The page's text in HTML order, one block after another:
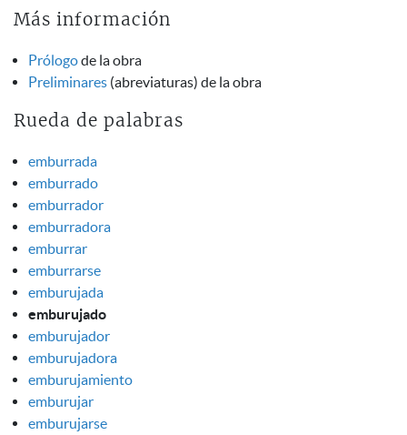
Más información
Prólogode la obra
Preliminares (abreviaturas) de la obra
Rueda de palabras
emburrada
emburrado
emburrador
emburradora
emburrar
emburrarse
emburujada
emburujado
emburujador
emburujadora
emburujamiento
emburujar
emburujarse